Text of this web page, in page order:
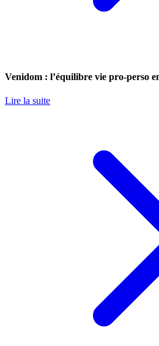
Venidom : l’équilibre vie pro-perso
Lire la suite